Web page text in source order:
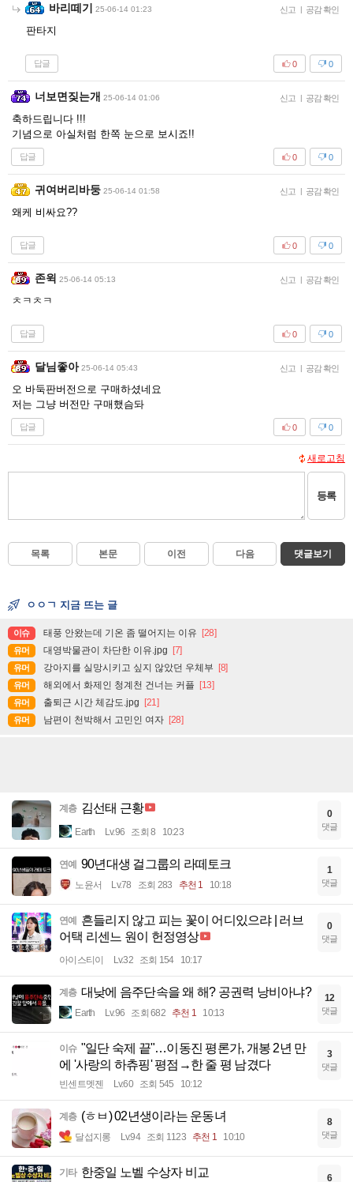
바리떼기 25-06-14 01:23 신고 | 공감 확인
판타지
답글 0
0
너보면짖는개 25-06-14 01:06 신고 | 공감 확인
축하드립니다 !!!
기념으로 아실처럼 한쪽 눈으로 보시죠!!
답글 0
0
귀여버리바둥 25-06-14 01:58 신고 | 공감 확인
왜케 비싸요??
답글 0
0
존윅 25-06-14 05:13 신고 | 공감 확인
ㅊㅋㅊㅋ
답글 0
0
달님좋아 25-06-14 05:43 신고 | 공감 확인
오 바둑판버전으로 구매하셨네요
저는 그냥 버전만 구매했슴돠
답글 0
0
새로고침
등록
목록 본문 이전 다음 댓글보기
ㅇㅇㄱ 지금 뜨는 글
이슈 태풍 안왔는데 기온 좀 떨어지는 이유 [28]
유머 대영박물관이 차단한 이유.jpg [7]
유머 강아지를 실망시키고 싶지 않았던 우체부 [8]
유머 해외에서 화제인 청계천 건너는 커플 [13]
유머 출퇴근 시간 체감도.jpg [21]
유머 남편이 천박해서 고민인 여자 [28]
계층 김선태 근황
Earth Lv.96 조회 8 10:23
0
댓글
연예 90년대생 걸그룹의 라떼토크
노윤서 Lv.78 조회 283 추천 1 10:18
1
댓글
연예
흔들리지 않고 피는 꽃이 어디있으랴 | 러브
어택 리센느 원이 헌정영상
아이스티이 Lv.32 조회 154 10:17
0
댓글
계층 대낮에 음주단속을 왜 해? 공권력 낭비아냐?
Earth Lv.96 조회 682 추천 1 10:13
12
댓글
이슈 "일단 숙제 끝"…이동진 평론가, 개봉 2년 만
에 '사랑의 하츄핑' 평점→한 줄 평 남겼다
빈센트멧젠 Lv.60 조회 545 10:12
3
댓글
계층 (ㅎㅂ) 02년생이라는 운동녀
달섭지롱 Lv.94 조회 1123 추천 1 10:10
8
댓글
기타 한중일 노벨 수상자 비교 6